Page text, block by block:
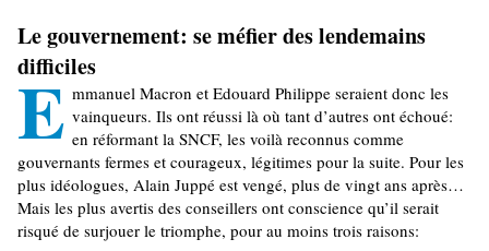
Le gouvernement: se méfier des lendemains
difficiles
E mmanuel Macron et Edouard Philippe seraient donc les
vainqueurs. Ils ont réussi là où tant d’autres ont échoué:
en réformant la SNCF, les voilà reconnus comme
gouvernants fermes et courageux, légitimes pour la suite. Pour les
plus idéologues, Alain Juppé est vengé, plus de vingt ans après…
Mais les plus avertis des conseillers ont conscience qu’il serait
risqué de surjouer le triomphe, pour au moins trois raisons: